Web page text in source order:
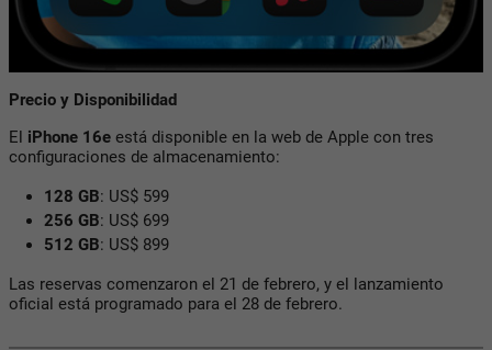
Precio y Disponibilidad
El iPhone 16e está disponible en la web de Apple con tres
configuraciones de almacenamiento:
128 GB: US$ 599
256 GB: US$ 699
512 GB: US$ 899
Las reservas comenzaron el 21 de febrero, y el lanzamiento
oficial está programado para el 28 de febrero.